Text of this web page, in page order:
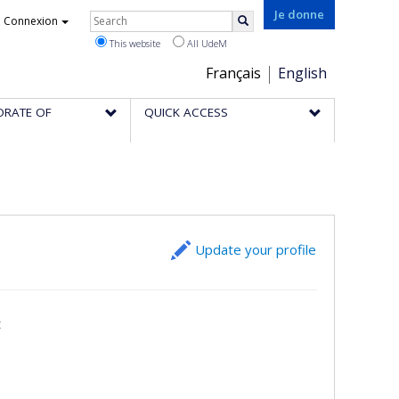
Je donne
Choix
de
la
Français English
Connexion Rechercher
This website All UdeM
OF QUICK ACCESS
Update your profile